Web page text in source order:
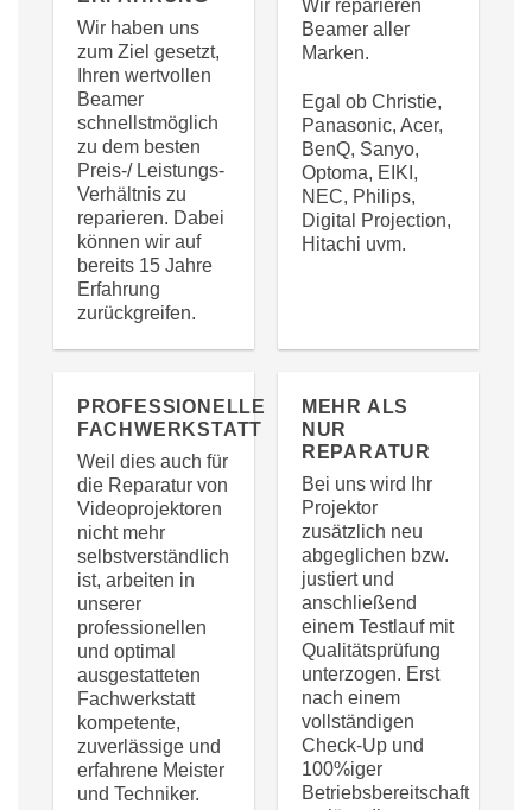
Wir haben uns
zum Ziel gesetzt,
Ihren wertvollen
Beamer
schnellstmöglich
zu dem besten
Preis-/ Leistungs-
Verhältnis zu
reparieren. Dabei
können wir auf
bereits 15 Jahre
Erfahrung
zurückgreifen.
Wir reparieren
Beamer aller
Marken.
Egal ob Christie,
Panasonic, Acer,
BenQ, Sanyo,
Optoma, EIKI,
NEC, Philips,
Digital Projection,
Hitachi uvm.
PROFESSIONELLE
FACHWERKSTATT
Weil dies auch für
die Reparatur von
Videoprojektoren
nicht mehr
selbstverständlich
ist, arbeiten in
unserer
professionellen
und optimal
ausgestatteten
Fachwerkstatt
kompetente,
zuverlässige und
erfahrene Meister
und Techniker.
MEHR ALS
NUR
REPARATUR
Bei uns wird Ihr
Projektor
zusätzlich neu
abgeglichen bzw.
justiert und
anschließend
einem Testlauf mit
Qualitätsprüfung
unterzogen. Erst
nach einem
vollständigen
Check-Up und
100%iger
Betriebsbereitschaft